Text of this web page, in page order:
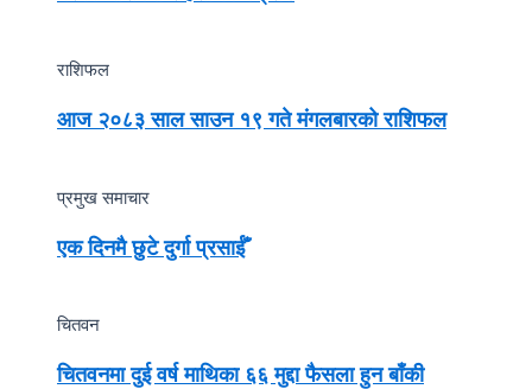
राशिफल
आज २०८३ साल साउन १९ गते मंगलबारको राशिफल
प्रमुख समाचार
एक दिनमै छुटे दुर्गा प्रसाईँ
चितवन
चितवनमा दुई वर्ष माथिका ६६ मुद्दा फैसला हुन बाँकी